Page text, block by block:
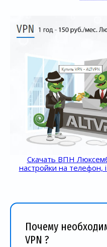
Скачать ВПН
настройки на телефон,
Почему
VPN ?